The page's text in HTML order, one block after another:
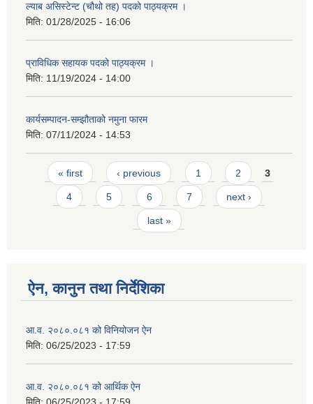
ल्याब असिस्टेन्ट (चौथो तह) पदको पाठ्यक्रम ।
मिति: 01/28/2025 - 16:06
प्राविधिक सहायक पदको पाठ्यक्रम ।
मिति: 11/19/2024 - 14:00
कार्यसम्पादन-सम्झौताको नमुना फारम
मिति: 07/11/2024 - 14:53
Pages
« first ‹ previous 1 2 3
4 5 6 7 next ›
last »
ऐन, कानुन तथा निर्देशिका
आ.व. २०८०.०८१ को विनियोजन ऐन
मिति: 06/25/2023 - 17:59
आ.व. २०८०.०८१ को आर्थिक ऐन